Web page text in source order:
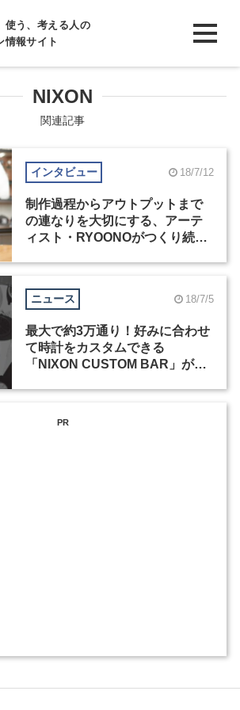
使う、考える人の
情報サイト
NIXON
関連記事
インタビュー 18/7/12
制作過程からアウトプットまで
の連なりを大切にする、アーテ
ィスト・RYOONOがつくり続け
ニュース 18/7/5
最大で約3万通り！好みに合わせ
て時計をカスタムできる
「NIXON CUSTOM BAR」が、
PR